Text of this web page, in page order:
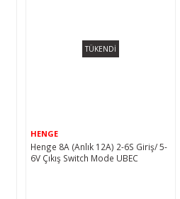
TÜKENDİ
HENGE
Henge 8A (Anlık 12A) 2-6S Giriş/ 5-
6V Çıkış Switch Mode UBEC